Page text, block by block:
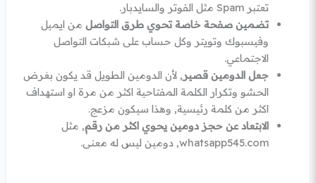
تعتبر Spam مثل الفوتر والسايدبار.
تضمين صفحة خاصة تحوي طرق التواصل من ايميل
وفيسبوك وتويتر وكل حساب على شبكات التواصل
الاجتماعي.
جعل الدومين قصير , لأن الدومين الطويل قد يكون بغرض
الحشو وتكرار الكلمة المفتاحية اكثر من مرة او استهداف
اكثر من كلمة رئيسية, وهذا سيكون مزعج.
الابتعاد عن حجز دومين يحوي اكثر من رقم, مثل
whatsapp545.com, دومين ليس له معنى.